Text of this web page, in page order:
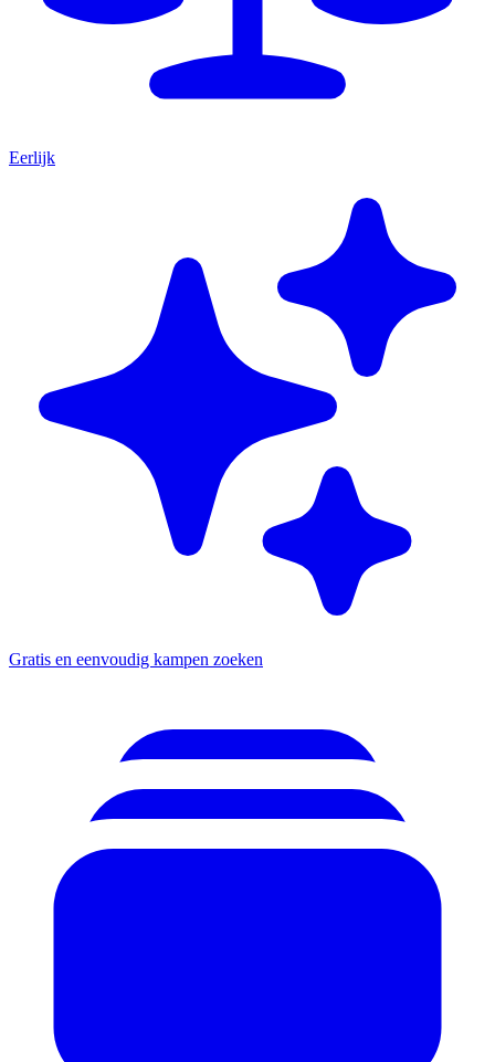
Eerlijk
Gratis en eenvoudig kampen zoeken